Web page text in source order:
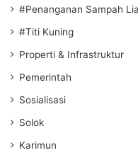
#Penanganan Sampah
#Titi Kuning
Properti & Infrastruktur
Pemerintah
Sosialisasi
Solok
Karimun